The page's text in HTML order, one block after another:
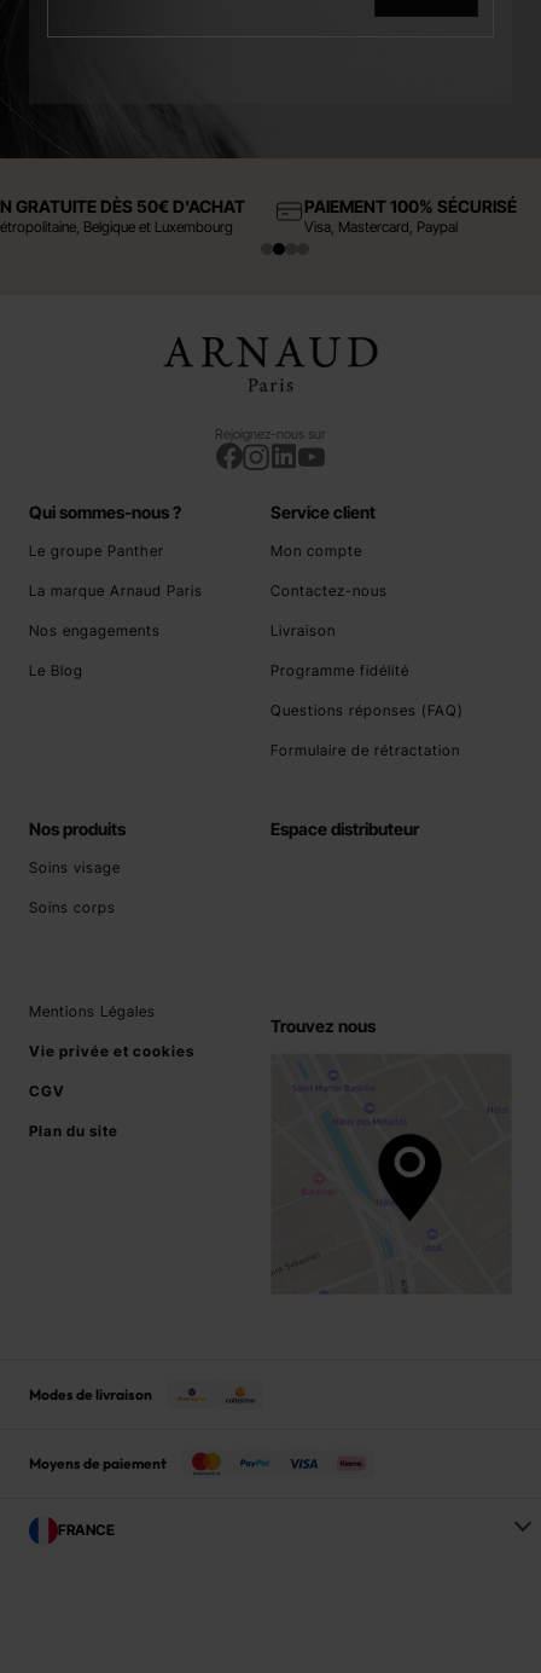
GRATUITE DÈS 50€ D'ACHAT
Belgique et Luxembourg
PAIEMENT 100% SÉCURISÉ
Visa, Mastercard, Paypal
Rejoignez-nous sur
Qui sommes-nous ?
Le groupe Panther
La marque Arnaud Paris
Nos engagements
Le Blog
Nos produits
Soins visage
Soins corps
Service client
Mon compte
Contactez-nous
Livraison
Programme fidélité
Questions réponses (FAQ)
Formulaire de rétractation
Espace distributeur
Mentions Légales
Vie privée et cookies
CGV
Plan du site
Trouvez nous
Modes de livraison
Moyens de paiement
FRANCE